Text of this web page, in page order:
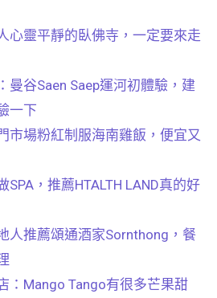
心靈平靜的臥佛寺，一定要來走
曼谷Saen Saep運河初體驗，建
一下
市場粉紅制服海南雞飯，便宜又
SPA，推薦HTALTH LAND真的好
人推薦頌通酒家Sornthong，餐
：Mango Tango有很多芒果甜